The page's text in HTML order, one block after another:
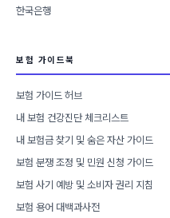
한국은행
보험 가이드북
보험 가이드 허브
내 보험 건강진단 체크리스트
내 보험금 찾기 및 숨은 자산 가이드
보험 분쟁 조정 및 민원 신청 가이드
보험 사기 예방 및 소비자 권리 지침
보험 용어 대백과사전